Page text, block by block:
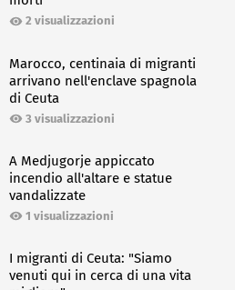
2 visualizzazioni
Marocco, centinaia di migranti
arrivano nell'enclave spagnola
di Ceuta
3 visualizzazioni
A Medjugorje appiccato
incendio all'altare e statue
vandalizzate
1 visualizzazioni
I migranti di Ceuta: "Siamo
venuti qui in cerca di una vita